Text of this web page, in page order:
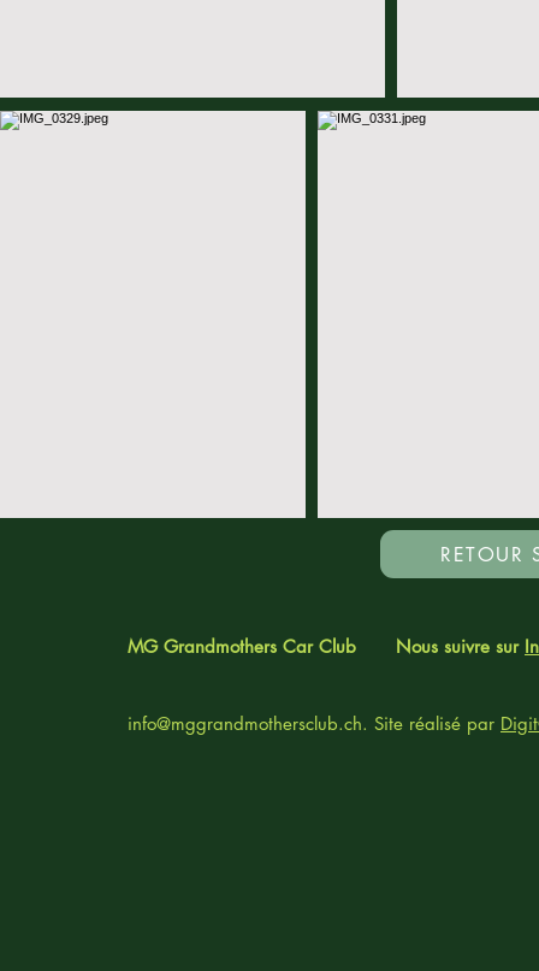
RETOUR
MG Grandmothers Car Club Nous suivre sur
info@mggrandmothersclub.ch. Site réalisé par